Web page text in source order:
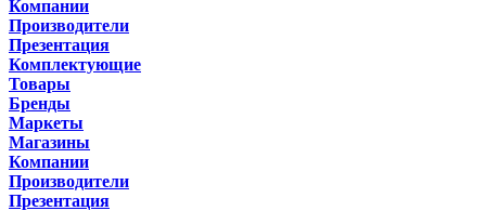
Компании
Производители
Презентация
Комплектующие
Товары
Бренды
Маркеты
Магазины
Компании
Производители
Презентация